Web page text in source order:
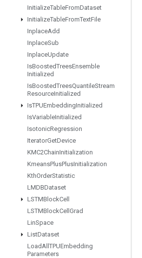
InitializeTableFromDataset
InitializeTableFromTextFile
InplaceAdd
InplaceSub
InplaceUpdate
IsBoostedTreesEnsemble
Initialized
IsBoostedTreesQuantileStream
ResourceInitialized
IsTPUEmbeddingInitialized
IsVariableInitialized
IsotonicRegression
IteratorGetDevice
KMC2ChainInitialization
KmeansPlusPlusInitialization
KthOrderStatistic
LMDBDataset
LSTMBlockCell
LSTMBlockCell Grad
LinSpace
ListDataset
LoadAll TPUEmbedding
Parameters